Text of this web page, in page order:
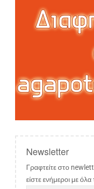
Newsletter
Γραφτείτε στο
είστε ενήμεροι με